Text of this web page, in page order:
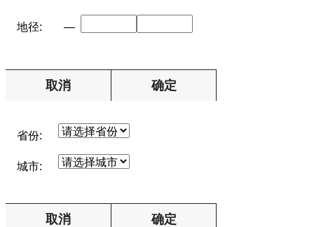
地径: —
取消 确定
省份:
城市:
取消 确定